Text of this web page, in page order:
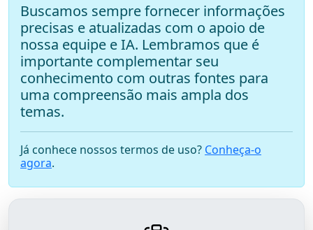
Buscamos sempre fornecer informações
precisas e atualizadas com o apoio de
nossa equipe e IA. Lembramos que é
importante complementar seu
conhecimento com outras fontes para
uma compreensão mais ampla dos
temas.
Já conhece nossos termos de uso? Conheça-o
agora.